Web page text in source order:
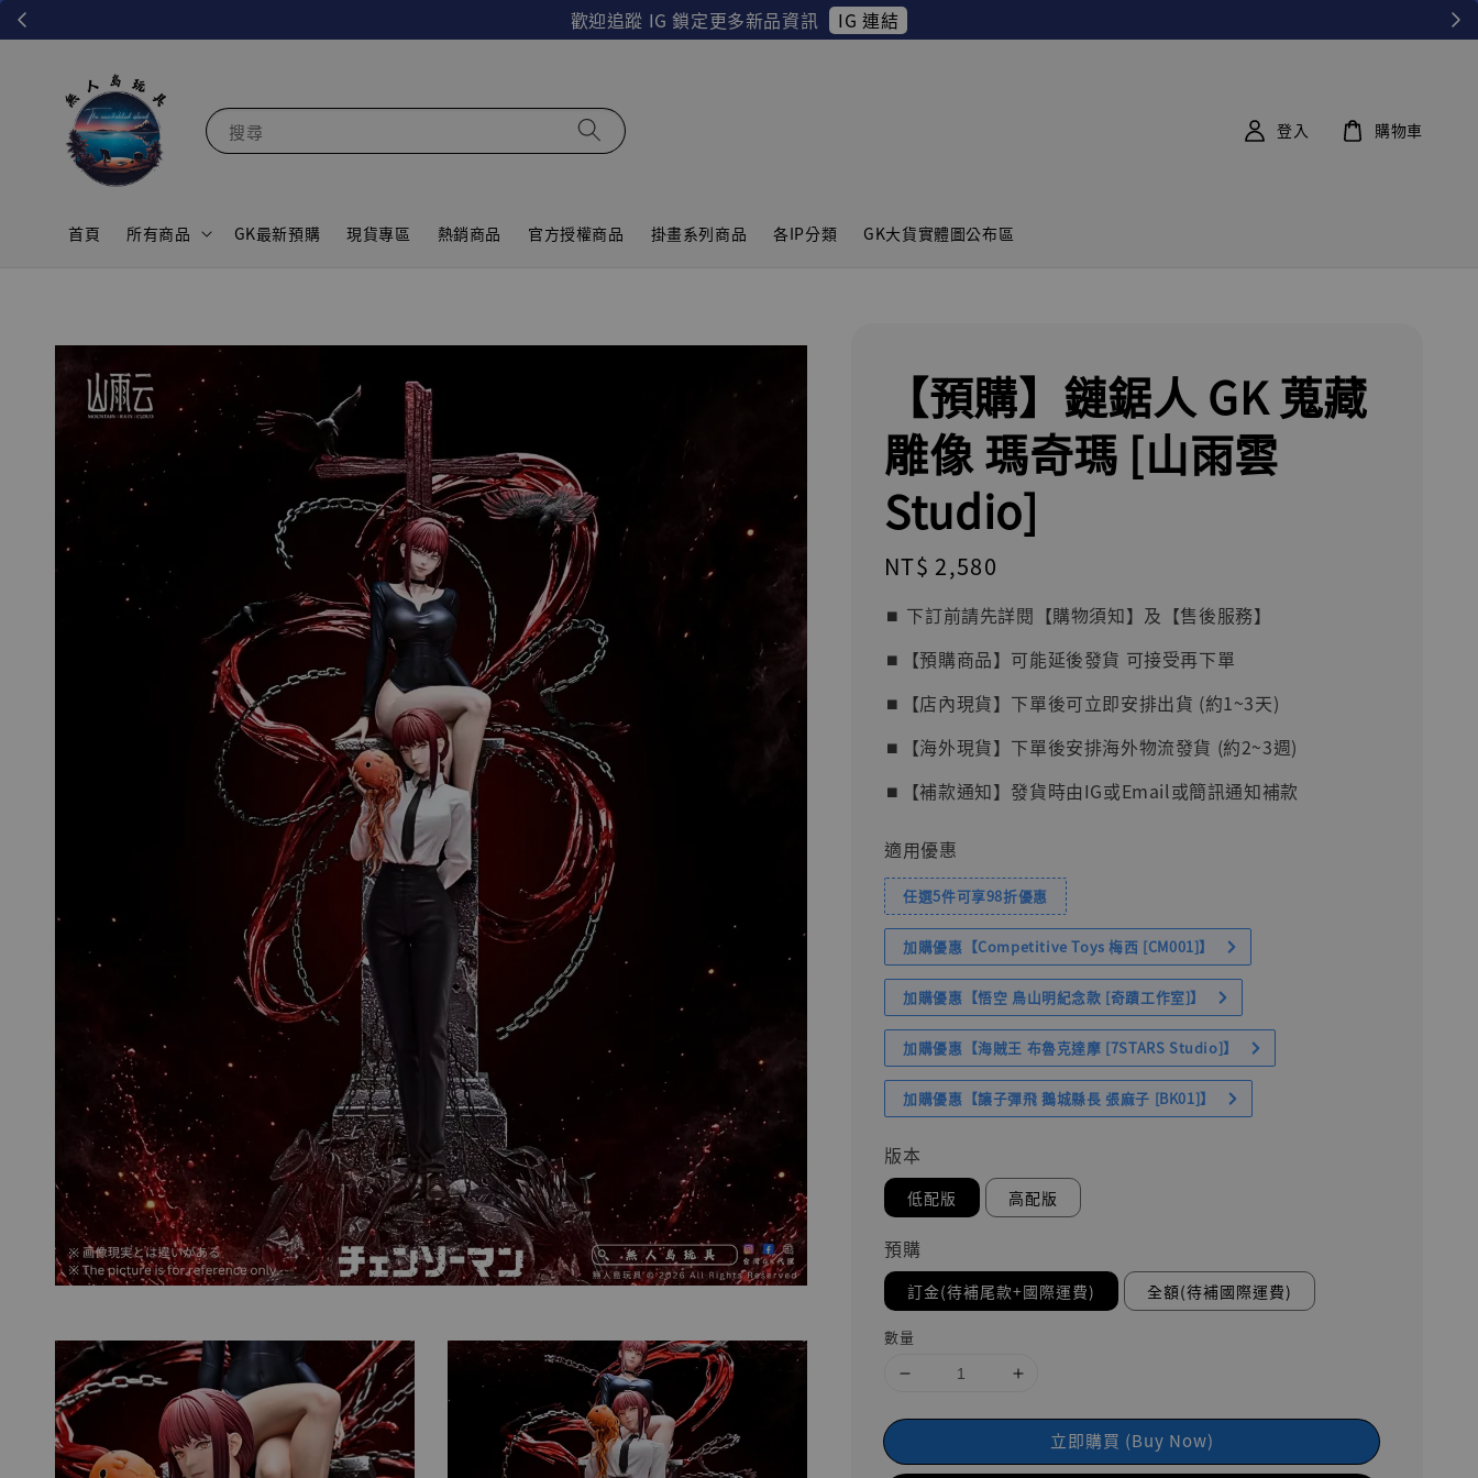
歡迎追蹤 IG 鎖定更多新品資訊 IG 連結
搜尋
首頁 所有商品 GK最新預購 現貨專區 熱銷商品 官方授權商品 掛畫系列商品 各IP分類 GK大貨實體圖公布區
登入 購物車
【預購】鏈鋸人 GK 蒐藏
雕像 瑪奇瑪 [山雨雲
Studio]
Regular
price
NT$ 2,580
⏹︎ 下訂前請先詳閱【購物須知】及【售後服務】
⏹︎【預購商品】可能延後發貨 可接受再下單
⏹︎【店內現貨】下單後可立即安排出貨 (約1~3天)
⏹︎【海外現貨】下單後安排海外物流發貨 (約2~3週)
⏹︎【補款通知】發貨時由IG或Email或簡訊通知補款
適用優惠
任選5件可享98折優惠
加購優惠【Competitive Toys 梅西 [CM001]】
加購優惠【悟空 鳥山明紀念款 [奇蹟工作室]】
加購優惠【海賊王 布魯克達摩 [7STARS Studio]】
加購優惠【讓子彈飛 鵝城縣長 張麻子 [BK01]】
版本
低配版 高配版
預購
訂金(待補尾款+國際運費) 全額(待補國際運費)
數量
立即購買 (Buy Now)